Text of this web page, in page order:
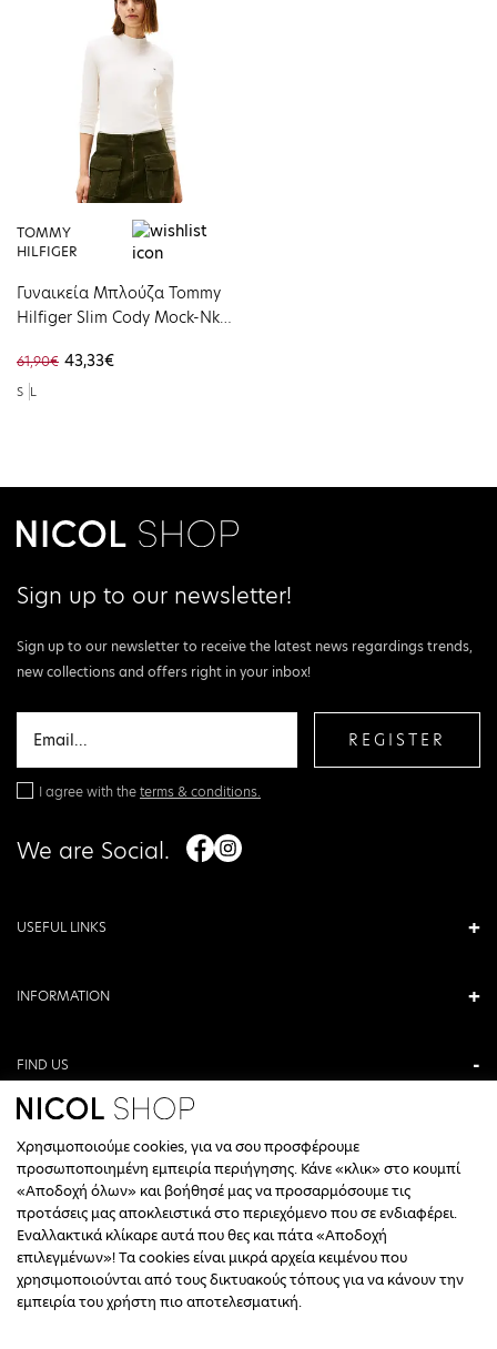
TOMMY
HILFIGER
Γυναικεία Μπλούζα Tommy
Hilfiger Slim Cody Mock-Nk
YA8
61,90€ 43,33€
S L
Sign up to our newsletter!
Sign up to our newsletter to receive the latest news regardings trends,
new collections and offers right in your inbox!
REGISTER
I agree with theterms & conditions.
We are Social.
USEFUL LINKS
INFORMATION
FIND US
ANTONIOU KAMARA 3, VERIA, GREECE
+30 23310 76336
CALL CENTER HOURS
ΔΕΥΤΕΡΑ, ΤΕΤΑΡΤΗ: 09:00 - 14:30
ΤΡΙΤΗ, ΠΕΜΠΤΗ, ΠΑΡΑΣΚΕΥΗ: 09:30 - 14:00 & 17:30 - 21:00
ΣΑΒΒΑΤΟ: 09:30 - 14:30
Χρησιμοποιούμε cookies, για να σου προσφέρουμε
προσωποποιημένη εμπειρία περιήγησης. Κάνε «κλικ» στο κουμπί
«Αποδοχή όλων» και βοήθησέ μας να προσαρμόσουμε τις
προτάσεις μας αποκλειστικά στο περιεχόμενο που σε ενδιαφέρει.
Εναλλακτικά κλίκαρε αυτά που θες και πάτα «Αποδοχή
επιλεγμένων»! Τα cookies είναι μικρά αρχεία κειμένου που
χρησιμοποιούνται από τους δικτυακούς τόπους για να κάνουν την
εμπειρία του χρήστη πιο αποτελεσματική.